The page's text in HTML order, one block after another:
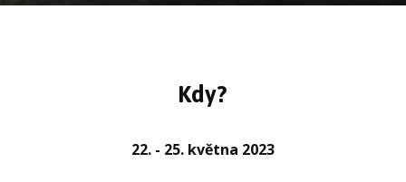
Kdy?
22. - 25. května 2023